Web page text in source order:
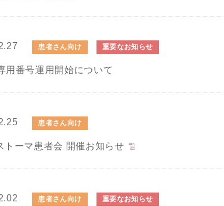
患者さん向け 重要なお知らせ
用番号運用開始について
患者さん向け
トーマ患者会 開催お知らせ
患者さん向け 重要なお知らせ